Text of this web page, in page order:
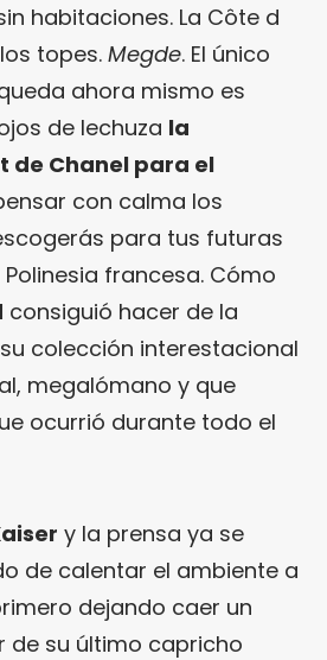
habitaciones. La Côte d
topes. Megde. El único
ahora mismo es
de lechuza la
de Chanel para el
con calma los
para tus futuras
francesa. Cómo
consiguió hacer de la
colección interestacional
megalómano y que
ocurrió durante todo el
y la prensa ya se
de calentar el ambiente a
dejando caer un
de su último capricho